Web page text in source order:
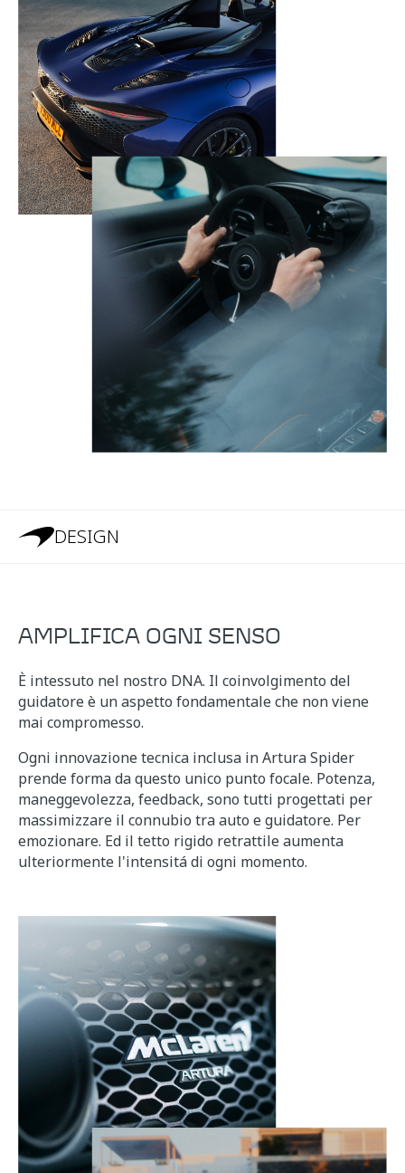
DESIGN
AMPLIFICA OGNI SENSO
È intessuto nel nostro DNA. Il coinvolgimento del
guidatore è un aspetto fondamentale che non viene
mai compromesso.
Ogni innovazione tecnica inclusa in Artura Spider
prende forma da questo unico punto focale. Potenza,
maneggevolezza, feedback, sono tutti progettati per
massimizzare il connubio tra auto e guidatore. Per
emozionare. Ed il tetto rigido retrattile aumenta
ulteriormente l'intensitá di ogni momento.